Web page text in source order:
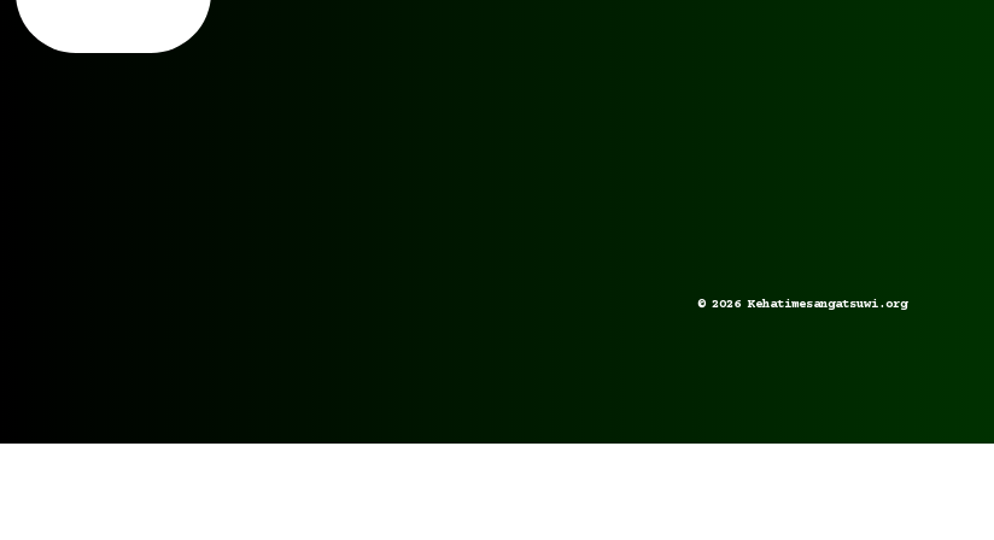
© 2026Kehatimesangatsuwi.org